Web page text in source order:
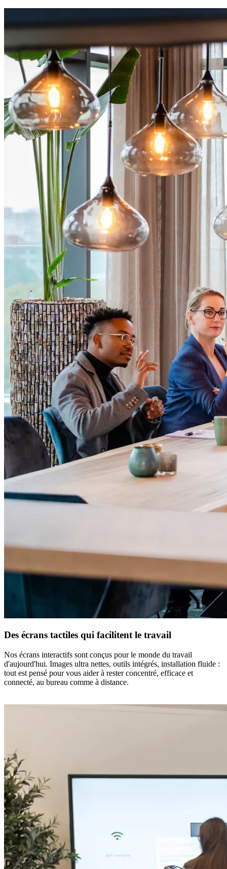
Des écrans tactiles qui facilitent le travail
Nos écrans interactifs sont conçus pour le monde du travail
d'aujourd'hui. Images ultra nettes, outils intégrés, installation fluide :
tout est pensé pour vous aider à rester concentré, efficace et
connecté, au bureau comme à distance.